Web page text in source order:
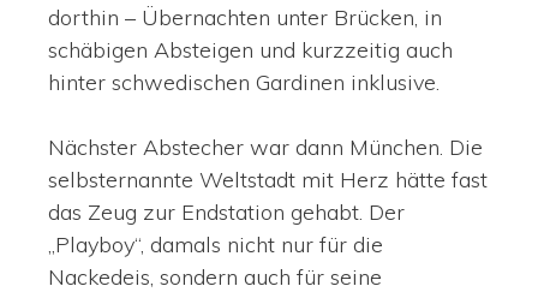
dorthin – Übernachten unter Brücken, in
schäbigen Absteigen und kurzzeitig auch
hinter schwedischen Gardinen inklusive.
Nächster Abstecher war dann München. Die
selbsternannte Weltstadt mit Herz hätte fast
das Zeug zur Endstation gehabt. Der
„Playboy“, damals nicht nur für die
Nackedeis, sondern auch für seine